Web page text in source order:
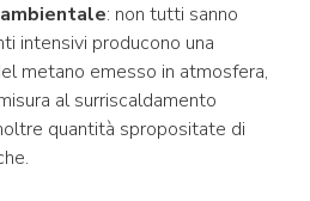
: non tutti sanno
intensivi producono una
metano emesso in atmosfera,
al surriscaldamento
quantità spropositate di